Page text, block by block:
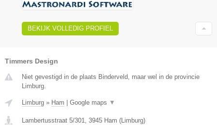
BEKIJK VOLLEDIG PROFIEL
Timmers Design
Niet gevestigd in de plaats Binderveld, maar wel in de provincie
Limburg.
Limburg » Ham Google maps ▼
Lambertusstraat 5/301, 3945 Ham (Limburg)